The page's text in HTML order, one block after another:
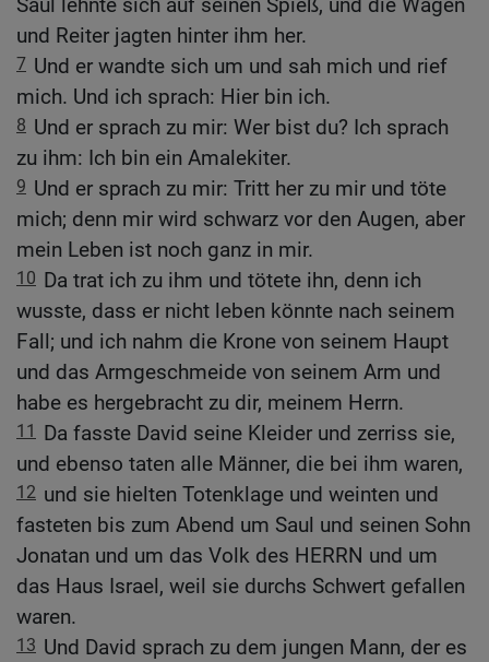
Saul lehnte sich auf seinen Spieß, und die Wagen
und Reiter jagten hinter ihm her.
7 Und er wandte sich um und sah mich und rief
mich. Und ich sprach: Hier bin ich.
8 Und er sprach zu mir: Wer bist du? Ich sprach
zu ihm: Ich bin ein Amalekiter.
9 Und er sprach zu mir: Tritt her zu mir und töte
mich; denn mir wird schwarz vor den Augen, aber
mein Leben ist noch ganz in mir.
10 Da trat ich zu ihm und tötete ihn, denn ich
wusste, dass er nicht leben könnte nach seinem
Fall; und ich nahm die Krone von seinem Haupt
und das Armgeschmeide von seinem Arm und
habe es hergebracht zu dir, meinem Herrn.
11
Da fasste David seine Kleider und zerriss sie,
und ebenso taten alle Männer, die bei ihm waren,
12 und sie hielten Totenklage und weinten und
fasteten bis zum Abend um Saul und seinen Sohn
Jonatan und um das Volk des HERRN und um
das Haus Israel, weil sie durchs Schwert gefallen
waren.
13 Und David sprach zu dem jungen Mann, der es